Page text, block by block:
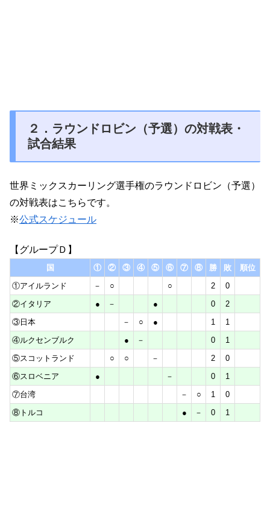
２．ラウンドロビン（予選）の対戦表・
試合結果
世界ミックスカーリング選手権のラウンドロビン（予選）
の対戦表はこちらです。
※公式スケジュール
【グループＤ】
国 ① ② ③ ④ ⑤ ⑥ ⑦ ⑧ 勝 敗
順位
①アイルランド
－ ○ ○ 2
0
②イタリア
● － ● 0
2
③日本
－ ○ ● 1
1
④ルクセンブルク
● － 0
1
⑤スコットランド
○ ○ － 2
0
⑥スロベニア
● － 0
1
⑦台湾
－ ○ 1
0
⑧トルコ
● － 0 1